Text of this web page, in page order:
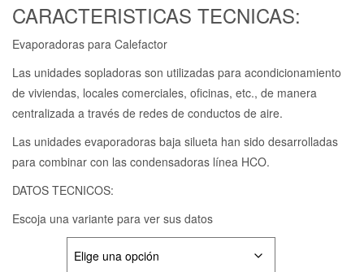
CARACTERISTICAS TECNICAS:
Evaporadoras para Calefactor
Las unidades sopladoras son utilizadas para acondicionamiento
de viviendas, locales comerciales, oficinas, etc., de manera
centralizada a través de redes de conductos de aire.
Las unidades evaporadoras baja silueta han sido desarrolladas
para combinar con las condensadoras línea HCO.
DATOS TECNICOS:
Escoja una variante para ver sus datos